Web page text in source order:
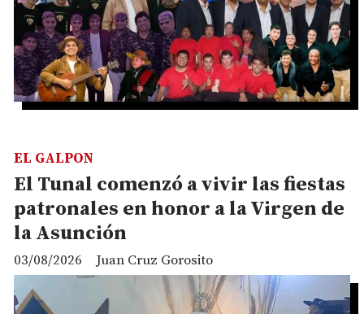
El Tunal comenzó a vivir las fiestas
patronales en honor a la Virgen de
la Asunción
Juan Cruz Gorosito
EL GALPON
03/08/2026